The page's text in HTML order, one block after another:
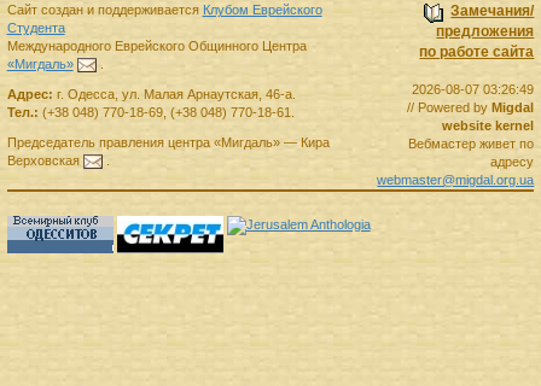
Замечания/
предложения
по работе сайта
2026-08-07 03:26:49
// Powered byMigdal
website kernel
Вебмастер живет по
адресу
webmaster@migdal.org.ua
Сайт создан и поддерживается Клубом Еврейского
Студента
Международного Еврейского Общинного Центра
«Мигдаль»
.
Адрес: г. Одесса, ул. Малая Арнаутская, 46-а.
Тел.: (+38 048) 770-18-69, (+38 048) 770-18-61
Председатель правленияцентра «Мигдаль»— Кира
Верховская
.